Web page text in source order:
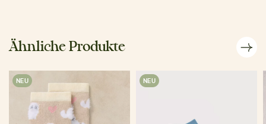
Ähnliche Produkte
NEU NEU